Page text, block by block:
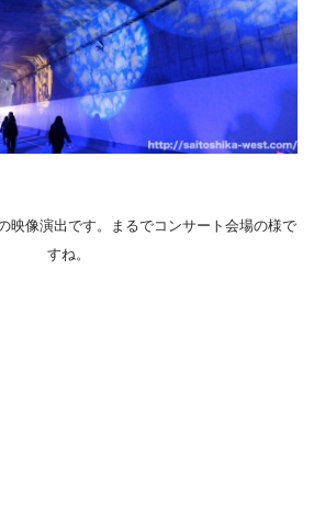
映像演出です。まるでコンサート会場の様で
すね。